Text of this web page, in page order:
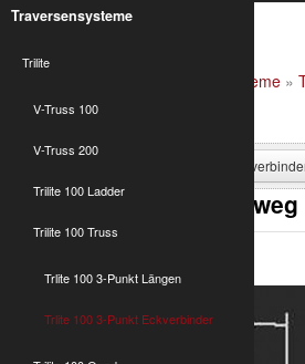
Traversensysteme
Trilite
V-Truss 100
V-Truss 200
Trilite 100 Ladder
Trilite 100 Truss
Trlite 100 3-Punkt Längen
Trlite 100 3-Punkt Eckverbinder
Traversensysteme »
Zurück zu "Trlite 100 3-Punkt
T100 3-Punkt Ecke 4-